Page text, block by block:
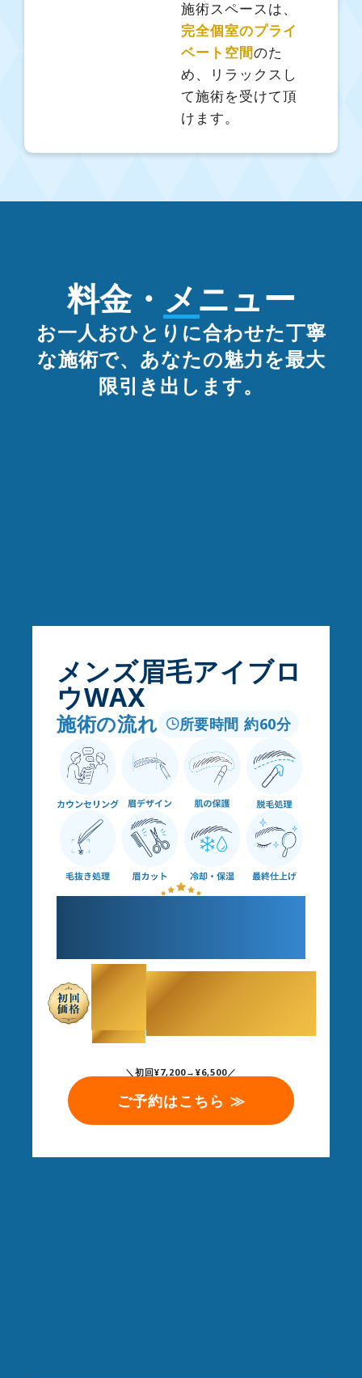
施術スペースは、
完全個室のプライ
ベート空間のた
め、リラックスし
て施術を受けて頂
けます。
料金・メニュー
お一人おひとりに合わせた丁寧
な施術で、あなたの魅力を最大
限引き出します。
メンズ眉毛アイブロ
ウWAX
施術の流れ 所要時間 約60分
￥
（税込） 6,500
＼初回¥7,200→¥6,500／
ご予約はこちら ≫